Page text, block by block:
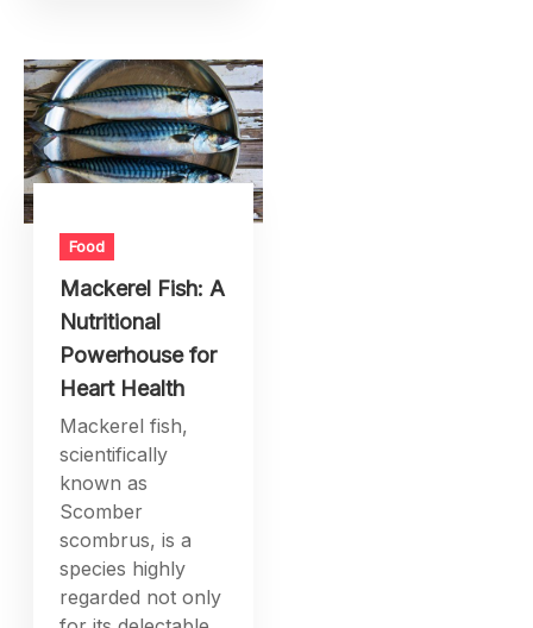
Food
Mackerel Fish: A
Nutritional
Powerhouse for
Heart Health
Mackerel fish,
scientifically
known as
Scomber
scombrus, is a
species highly
regarded not only